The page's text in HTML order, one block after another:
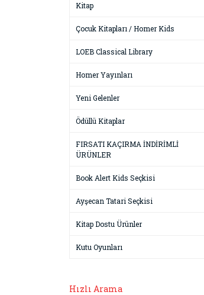
Kitap
Çocuk Kitapları / Homer Kids
LOEB Classical Library
Homer Yayınları
Yeni Gelenler
Ödüllü Kitaplar
FIRSATI KAÇIRMA İNDİRİMLİ
ÜRÜNLER
Book Alert Kids Seçkisi
Ayşecan Tatari Seçkisi
Kitap Dostu Ürünler
Kutu Oyunları
Hızlı Arama